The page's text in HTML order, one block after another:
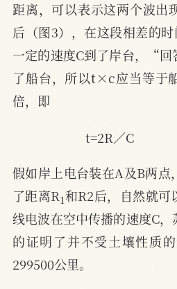
距离，可以表示这两个波出
后（图3），在这段相差的
一定的速度C到了岸台，“
了船台，所以t×c应当等于
倍，即
t=2R／C
假如岸上电台装在A及B两点
了距离R1和R2后，自然就可
线电波在空中传播的速度C
的证明了并不受土壤性质
299500公里。